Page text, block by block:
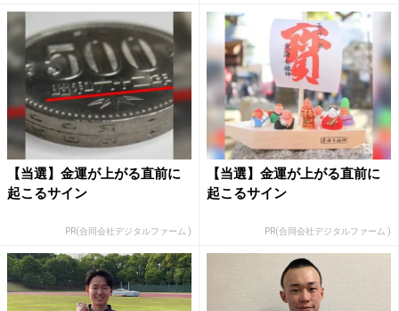
【当選】金運が上がる直前に
起こるサイン
PR(合同会社デジタルファーム )
【当選】金運が上がる直前に
起こるサイン
PR(合同会社デジタルファーム )